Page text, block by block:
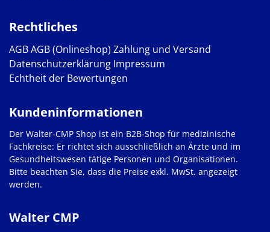
Rechtliches
AGBAGB (Onlineshop) Zahlung und Versand
Datenschutzerklärung Impressum
Echtheit der Bewertungen
Walter CMP
Kundeninformationen
Der Walter-CMP Shop ist ein B2B-Shop für medizinische
Fachkreise: Er richtet sich ausschließlich an Ärzte und im
Gesundheitswesen tätige Personen und Organisationen.
Bitte beachten Sie, dass die Preise exkl. MwSt. angezeigt
werden.